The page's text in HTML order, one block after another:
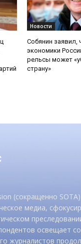
Новости
Собянин заявил,
экономики
рельсы может
страну»
(сокращенно
медиа,
освещает
журналистов